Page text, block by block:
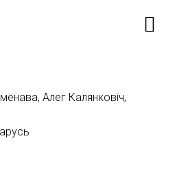
Алег Калянковіч,